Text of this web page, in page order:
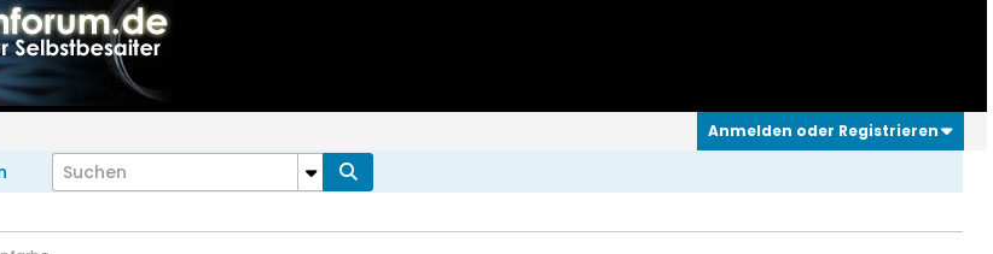
Anmelden oder Registrieren